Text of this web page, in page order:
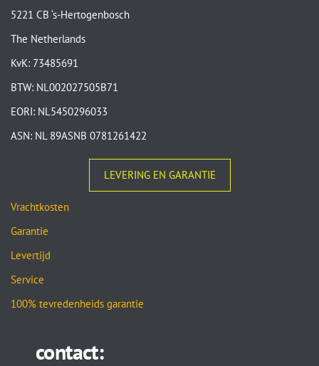
5221 CB ‘s-Hertogenbosch
The Netherlands
KvK: 73485691
BTW: NL002027505B71
EORI: NL5450296033
ASN: NL 89ASNB 0781261422
LEVERING EN GARANTIE
Vrachtkosten
Garantie
Levertijd
Service
100% tevredenheids garantie
contact: